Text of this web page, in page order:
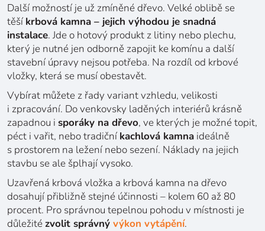
Další možností je už zmíněné dřevo. Velké oblibě se
těší krbová kamna – jejich výhodou je snadná
instalace. Jde o hotový produkt z litiny nebo plechu,
který je nutné jen odborně zapojit ke komínu a další
stavební úpravy nejsou potřeba. Na rozdíl od krbové
vložky, která se musí obestavět.
Vybírat můžete z řady variant vzhledu, velikosti
i zpracování. Do venkovsky laděných interiérů krásně
zapadnou i sporáky na dřevo, ve kterých je možné topit,
péct i vařit, nebo tradiční kachlová kamna ideálně
s prostorem na ležení nebo sezení. Náklady na jejich
stavbu se ale šplhají vysoko.
Uzavřená krbová vložka a krbová kamna na dřevo
dosahují přibližně stejné účinnosti – kolem 60 až 80
procent. Pro správnou tepelnou pohodu v místnosti je
důležitézvolit správný výkon vytápění.